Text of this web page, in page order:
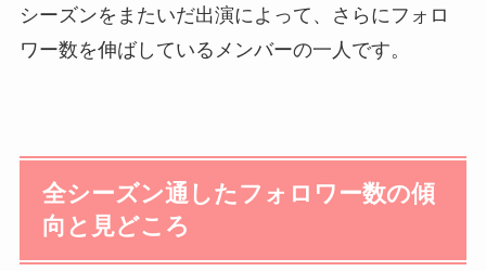
シーズンをまたいだ出演によって、さらにフォロ
ワー数を伸ばしているメンバーの一人です。
全シーズン通したフォロワー数の傾
向と見どころ